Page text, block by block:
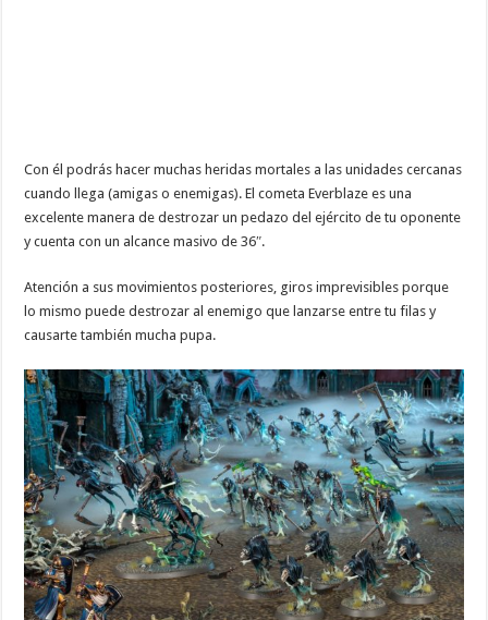
Con él podrás hacer muchas heridas mortales a las unidades cercanas
cuando llega (amigas o enemigas). El cometa Everblaze es una
excelente manera de destrozar un pedazo del ejército de tu oponente
y cuenta con un alcance masivo de 36″.
Atención a sus movimientos posteriores, giros imprevisibles porque
lo mismo puede destrozar al enemigo que lanzarse entre tu filas y
causarte también mucha pupa.